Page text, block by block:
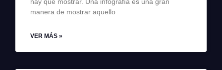
manera de mostrar aquello
VER MÁS »